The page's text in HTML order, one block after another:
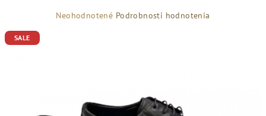
Priemerné
Neohodnotené Podrobnosti hodnotenia
SALE